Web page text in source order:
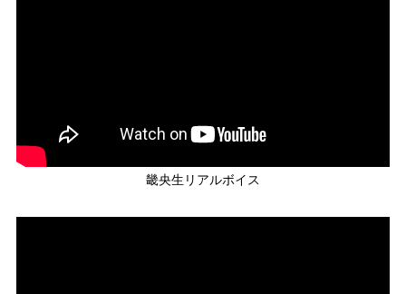
■学校教育コース必修■幼児教育コース必修■
修
■
畿央生リアルボイス